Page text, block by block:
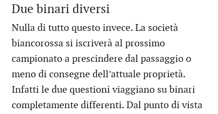
Due binari diversi
Nulla di tutto questo invece. La società
biancorossa si iscriverà al prossimo
campionato a prescindere dal passaggio o
meno di consegne dell’attuale proprietà.
Infatti le due questioni viaggiano su binari
completamente differenti. Dal punto di vista